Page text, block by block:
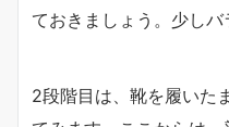
ておきましょう。少しバ
2段階目は、靴を履いた